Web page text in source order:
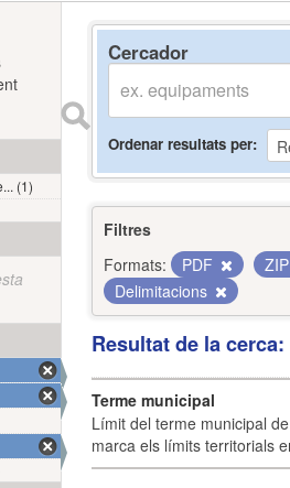
Cercador
Ordenar resultats per
Filtres
Formats:
PDF
Delimitacions
Resultat de la
Terme municipal
Límit del terme municipal
marca els límits territorials
(1)